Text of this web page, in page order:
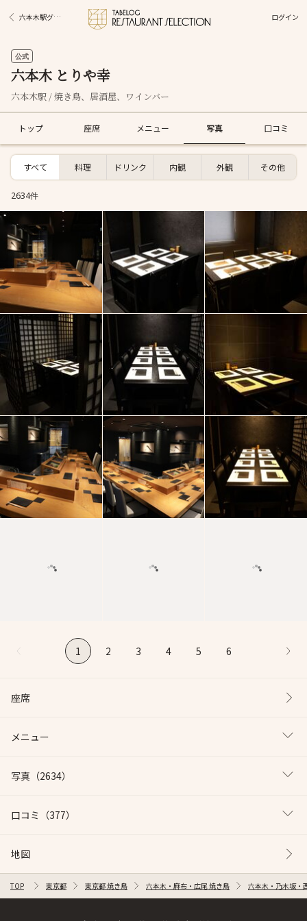
六本木駅グルメ ログイン
公式
六本木 とりや幸
六本木駅 / 焼き鳥、居酒屋、ワインバー
トップ 座席 メニュー 写真 口コミ
すべて 料理 ドリンク 内観 外観 その他
2634件
1 2 3 4 5 6
座席
メニュー
写真 （2634）
口コミ （377）
地図
TOP 東京都 東京都 焼き鳥 六本木・麻布・広尾 焼き鳥 六本木・乃木坂・